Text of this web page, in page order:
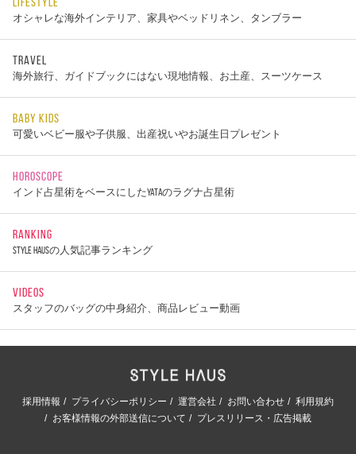
オシャレな海外インテリア、家具やベッドリネン、タンブラー
TRAVEL
海外旅行、ガイドブックにはない現地情報、お土産、スーツケース
BABY KIDS
可愛いベビー服や子供服、出産祝いやお誕生日プレゼント
HOROSCOPE
インド占星術をベースにしたYATAのラグナ占星術
RANKING
STYLE HAUSの人気記事ランキング
VIDEOS
スタッフのバッグの中身紹介、商品レビュー動画
採用情報 プライバシーポリシー 運営会社 お問い合わせ
利用規約
お客様情報の外部送信について
プレスリリース・広告掲載